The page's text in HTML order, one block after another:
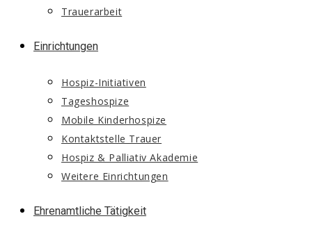
Trauerarbeit
Einrichtungen
Hospiz-Initiativen
Tageshospize
Mobile Kinderhospize
Kontaktstelle Trauer
Hospiz & Palliativ Akademie
Weitere Einrichtungen
Ehrenamtliche Tätigkeit